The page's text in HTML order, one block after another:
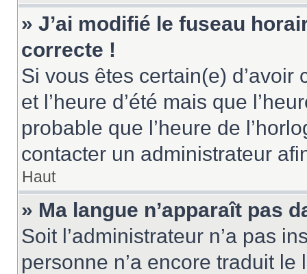
» J’ai modifié le fuseau
correcte !
Si vous êtes certain(e)
et l’heure d’été mais que
probable que l’heure de
contacter un administrateur
Haut
» Ma langue n’apparaît pas
Soit l’administrateur n’a pas
personne n’a encore traduit